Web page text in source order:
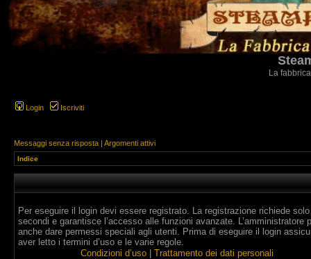
La
Login Iscriviti
Messaggi senza risposta | Argomenti attivi
Indice
Per eseguire il login devi essere registrato. La registrazione richiede
secondi e garantisce l’accesso alle funzioni avanzate. L’amministratore
anche dare permessi speciali agli utenti. Prima di eseguire il login
aver letto i termini d’uso e le varie regole.
Condizioni d’uso
Trattamento dei dati personali